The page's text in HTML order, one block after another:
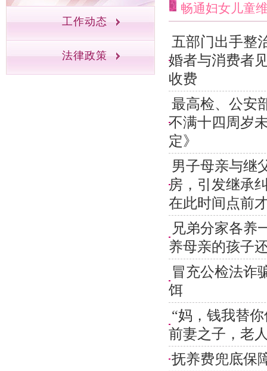
工作动态
法律政策
畅通妇女儿童
五部门出手整
婚者与消费者
收费
最高检、公安
不满十四周岁
定》
男子母亲与继
房，引发继承
在此时间点前
兄弟分家各养
养母亲的孩子
冒充公检法诈
饵
“妈，钱我替
前妻之子，老
抚养费兜底保